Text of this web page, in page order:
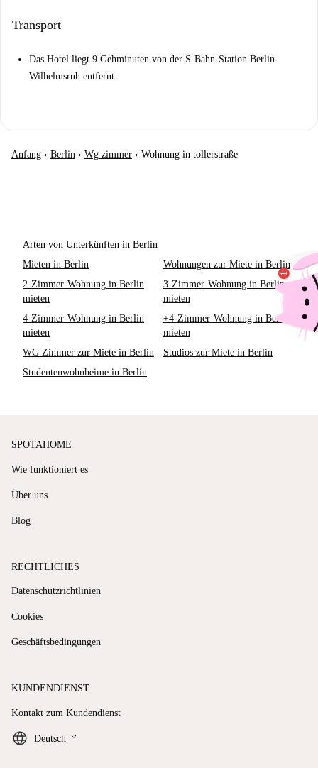
Transport
Das Hotel liegt 9 Gehminuten von der S-Bahn-Station Berlin-
Wilhelmsruh entfernt.
Anfang › Berlin › Wg zimmer › Wohnung in tollerstraße
Arten von Unterkünften in Berlin
Mieten in Berlin
Wohnungen zur Miete in Berlin
2-Zimmer-Wohnung in Berlin
mieten
3-Zimmer-Wohnung in Berlin
mieten
4-Zimmer-Wohnung in Berlin
mieten
+4-Zimmer-Wohnung in Berlin
mieten
WG Zimmer zur Miete in Berlin
Studios zur Miete in Berlin
Studentenwohnheime in Berlin
SPOTAHOME
Wie funktioniert es
Über uns
Blog
RECHTLICHES
Datenschutzrichtlinien
Cookies
Geschäftsbedingungen
KUNDENDIENST
Kontakt zum Kundendienst
Deutsch keyboard_arrow_down